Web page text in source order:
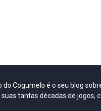
do Cogumelo é o seu blog
tantas décadas de jogos,